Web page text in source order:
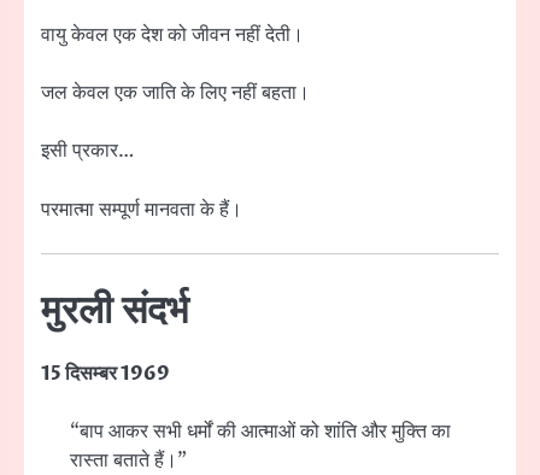
वायु केवल एक देश को जीवन नहीं देती।
जल केवल एक जाति के लिए नहीं बहता।
इसी प्रकार…
परमात्मा सम्पूर्ण मानवता के हैं।
मुरली संदर्भ
15 दिसम्बर 1969
“बाप आकर सभी धर्मों की आत्माओं को शांति और मुक्ति का
रास्ता बताते हैं।”